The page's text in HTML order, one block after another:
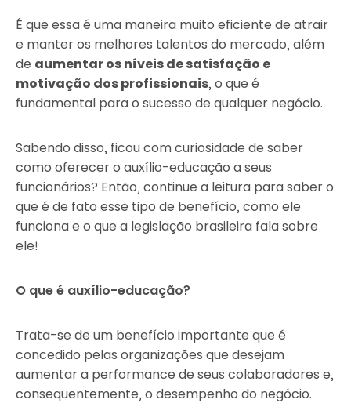
É que essa é uma maneira muito eficiente de atrair
e manter os melhores talentos do mercado, além
de aumentar os níveis de satisfação e
motivação dos profissionais, o que é
fundamental para o sucesso de qualquer negócio.
Sabendo disso, ficou com curiosidade de saber
como oferecer o auxílio-educação a seus
funcionários? Então, continue a leitura para saber o
que é de fato esse tipo de benefício, como ele
funciona e o que a legislação brasileira fala sobre
ele!
O que é auxílio-educação?
Trata-se de um benefício importante que é
concedido pelas organizações que desejam
aumentar a performance de seus colaboradores e,
consequentemente, o desempenho do negócio.